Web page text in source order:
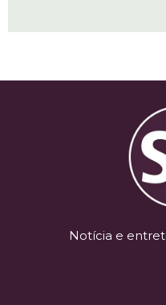
Notícia e